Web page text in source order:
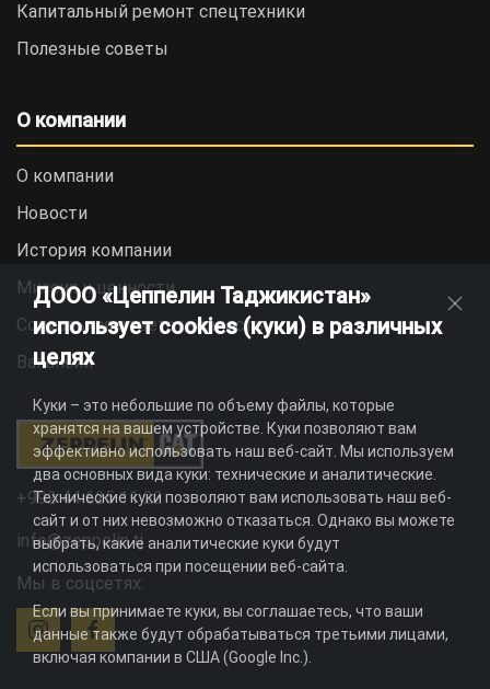
Капитальный ремонт спецтехники
Полезные советы
О компании
О компании
Новости
История компании
Миссия и ценности
Социальная ответственность
Вакансии
+992 44 625 11 22
info@zeppelin.tj
Мы в соцсетях:
ДООО «Цеппелин Таджикистан»
использует cookies (куки) в различных
целях
Куки – это небольшие по объему файлы, которые
хранятся на вашем устройстве. Куки позволяют вам
эффективно использовать наш веб-сайт. Мы используем
два основных вида куки: технические и аналитические.
Технические куки позволяют вам использовать наш веб-
сайт и от них невозможно отказаться. Однако вы можете
выбрать, какие аналитические куки будут
использоваться при посещении веб-сайта.
Если вы принимаете куки, вы соглашаетесь, что ваши
данные также будут обрабатываться третьими лицами,
включая компании в США (Google Inc.).